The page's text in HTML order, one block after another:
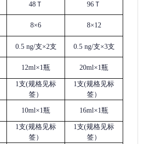
48Ｔ 96Ｔ
8×6 8×12
0.5 ng/支×2支 0.5 ng/支×3支
12ml×1瓶 20ml×1瓶
1支(规格见标
签）
1支(规格见标
签）
10ml×1瓶 16ml×1瓶
1支(规格见标
签）
1支(规格见标
签）